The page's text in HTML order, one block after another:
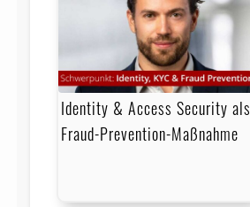
Identity & Access Security als
Fraud-Prevention-Maßnahme